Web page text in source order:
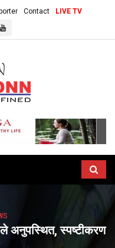
Contact LIVE TV
अनुपस्थित, स्पष्टीकरण